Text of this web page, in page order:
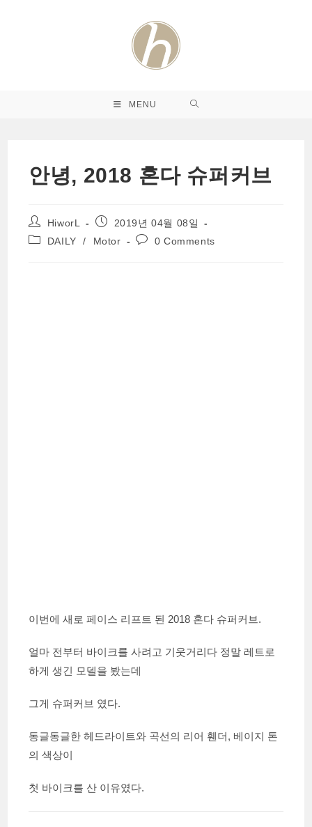
MENU
안녕, 2018 혼다 슈퍼커브
Post
author:
HiworL
Post
published:
2019년 04월 08일
PostDAILY / Motor
Post0 Comments
이번에 새로 페이스 리프트 된 2018 혼다 슈퍼커브.
얼마 전부터 바이크를 사려고 기웃거리다 정말 레트로
하게 생긴 모델을 봤는데
그게 슈퍼커브 였다.
동글동글한 헤드라이트와 곡선의 리어 휀더, 베이지 톤
의 색상이
첫 바이크를 산 이유였다.